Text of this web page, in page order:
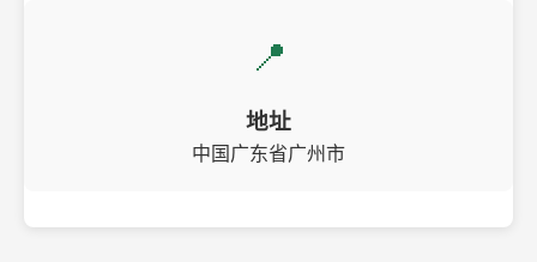
📍
地址
中国广东省广州市